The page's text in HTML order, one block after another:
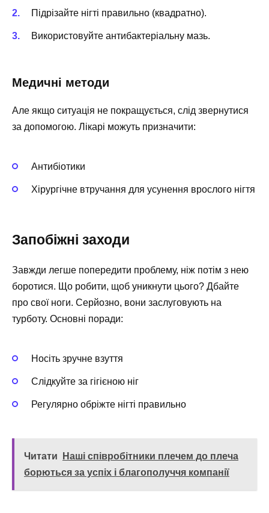
Підрізайте нігті правильно (квадратно).
Використовуйте антибактеріальну мазь.
Медичні методи
Але якщо ситуація не покращується, слід звернутися
за допомогою. Лікарі можуть призначити:
Антибіотики
Хірургічне втручання для усунення врослого нігтя
Запобіжні заходи
Завжди легше попередити проблему, ніж потім з нею
боротися. Що робити, щоб уникнути цього? Дбайте
про свої ноги. Серйозно, вони заслуговують на
турботу. Основні поради:
Носіть зручне взуття
Слідкуйте за гігієною ніг
Регулярно обріжте нігті правильно
Читати
Наші співробітники плечем до плеча
борються за успіх і благополуччя компанії